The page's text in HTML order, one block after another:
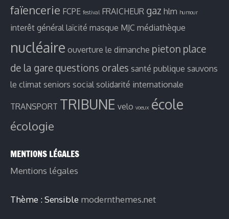
faïencerie FCPE festival FRAICHEUR gaz hlm humour
interêt général laïcité masque MJC médiathèque
nucléaire ouverture le dimanche pieton place
de la gare questions orales santé publique sauvons
le climat seniors social solidarité internationale
TRANSPORT TRIBUNE velo voeux école
écologie
MENTIONS LÉGALES
Mentions légales
Thème : Sensible modernthemes.net